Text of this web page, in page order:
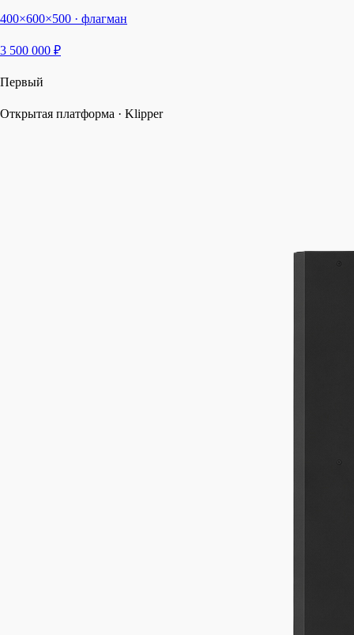
400×600×500 · флагман
3 500 000 ₽
Первый
Открытая платформа · Klipper